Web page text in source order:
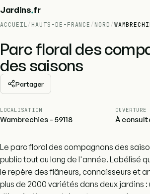
Jardins.fr
ACCUEIL/ HAUTS-DE-FRANCE / NORD /
Parc floral des
des saisons
Partager
LOCALISATION
Wambrechies - 59118
OUVERTURE
À
Le parc floral des compagnons des
public tout au long de l'année. Labélisé
le repère des flâneurs, connaisseurs et
plus de 2000 variétés dans deux jardins :